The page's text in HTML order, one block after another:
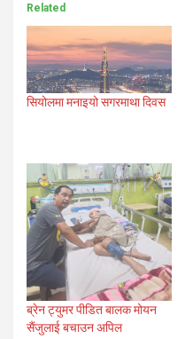
Related
सियोलमा मनाइयो सगरमाथा दिवस
ब्रेन ट्युमर पीडित बालक मोयन
सैंजुलाई बचाउन अपिल